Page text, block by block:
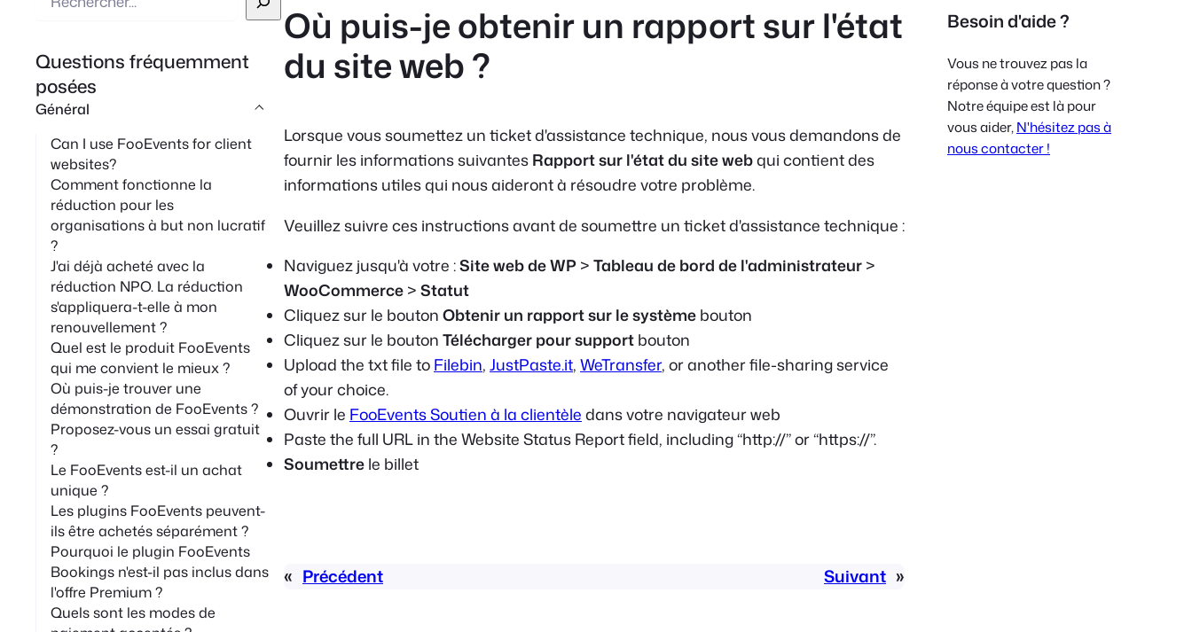
Spanish
Portuguese
Polish
h
e
r
Questions fréquemment
posées
Général
Can I use FooEvents for client
websites?
Comment fonctionne la
réduction pour les
organisations à but non lucratif
?
J'ai déjà acheté avec la
réduction NPO. La réduction
s'appliquera-t-elle à mon
renouvellement ?
Quel est le produit FooEvents
qui me convient le mieux ?
Où puis-je trouver une
démonstration de FooEvents ?
Proposez-vous un essai gratuit
?
Le FooEvents est-il un achat
unique ?
Les plugins FooEvents peuvent-
ils être achetés séparément ?
Pourquoi le plugin FooEvents
Bookings n'est-il pas inclus dans
l'offre Premium ?
Quels sont les modes de
Où puis-je obtenir un rapport sur l'état
du site web ?
Lorsque vous soumettez un ticket d'assistance technique, nous vous demandons de
fournir les informations suivantes Rapport sur l'état du site webqui contient des
informations utiles qui nous aideront à résoudre votre problème.
Veuillez suivre ces instructions avant de soumettre un ticket d'assistance technique :
Naviguez jusqu'à votre :Site web de WP > Tableau de bord de l'administrateur >
WooCommerce > Statut
Cliquez sur le bouton Obtenir un rapport sur le système bouton
Cliquez sur le bouton Télécharger pour support bouton
Upload the txt file to Filebin, JustPaste.it, WeTransfer, or another file-sharing service
of your choice.
Ouvrir le FooEvents Soutien à la clientèle dans votre navigateur web
Paste the full URL in the Website Status Report field, including “http://” or “https://”.
Soumettre le billet
« Précédent Suivant »
Besoin d'aide ?
Vous ne trouvez pas la
réponse à votre question ?
Notre équipe est là pour
vous aider,N'hésitez pas à
nous contacter !